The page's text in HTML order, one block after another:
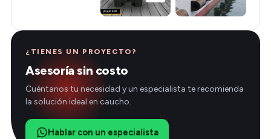
¿TIENES UN PROYECTO?
Asesoría sin costo
Cuéntanos tu necesidad y un especialista te recomienda
la solución ideal en caucho.
Hablar con un especialista